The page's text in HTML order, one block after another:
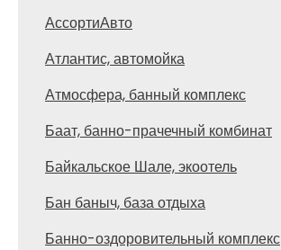
АссортиАвто
Атлантис, автомойка
Атмосфера, банный комплекс
Баат, банно-прачечный комбинат
Байкальское Шале, экоотель
Бан баныч, база отдыха
Банно-оздоровительный комплекс